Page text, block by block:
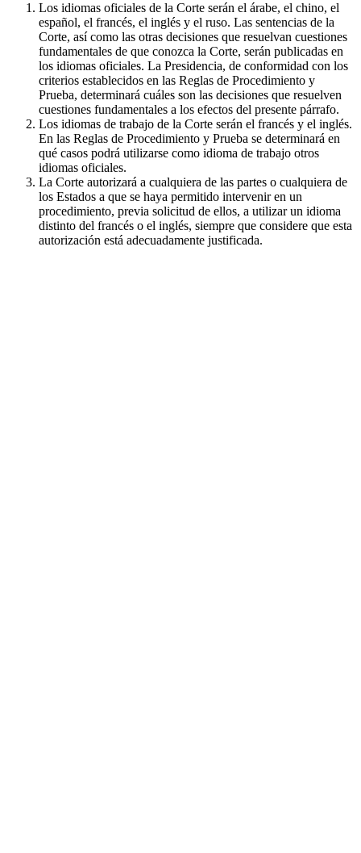
Los idiomas oficiales de la Corte serán el árabe, el chino, el
español, el francés, el inglés y el ruso. Las sentencias de la
Corte, así como las otras decisiones que resuelvan cuestiones
fundamentales de que conozca la Corte, serán publicadas en
los idiomas oficiales. La Presidencia, de conformidad con los
criterios establecidos en las Reglas de Procedimiento y
Prueba, determinará cuáles son las decisiones que resuelven
cuestiones fundamentales a los efectos del presente párrafo.
Los idiomas de trabajo de la Corte serán el francés y el inglés.
En las Reglas de Procedimiento y Prueba se determinará en
qué casos podrá utilizarse como idioma de trabajo otros
idiomas oficiales.
La Corte autorizará a cualquiera de las partes o cualquiera de
los Estados a que se haya permitido intervenir en un
procedimiento, previa solicitud de ellos, a utilizar un idioma
distinto del francés o el inglés, siempre que considere que esta
autorización está adecuadamente justificada.